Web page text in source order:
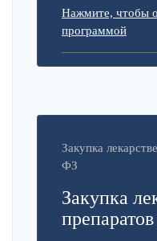
Нажмите, чтобы
программой
Закупка
ФЗ
Закупка